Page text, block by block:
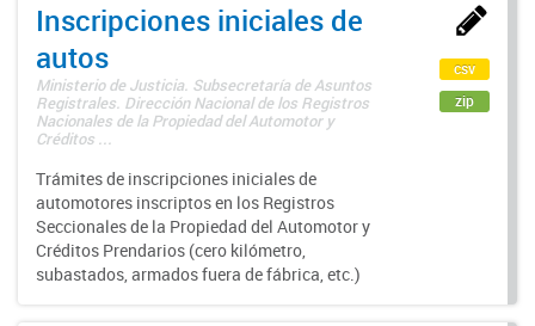
Inscripciones iniciales de
autos
Ministerio de Justicia. Subsecretaría de Asuntos
Registrales. Dirección Nacional de los Registros
Nacionales de la Propiedad del Automotor y
Créditos ...
Trámites de inscripciones iniciales de
automotores inscriptos en los Registros
Seccionales de la Propiedad del Automotor y
Créditos Prendarios (cero kilómetro,
subastados, armados fuera de fábrica, etc.)
csv
zip